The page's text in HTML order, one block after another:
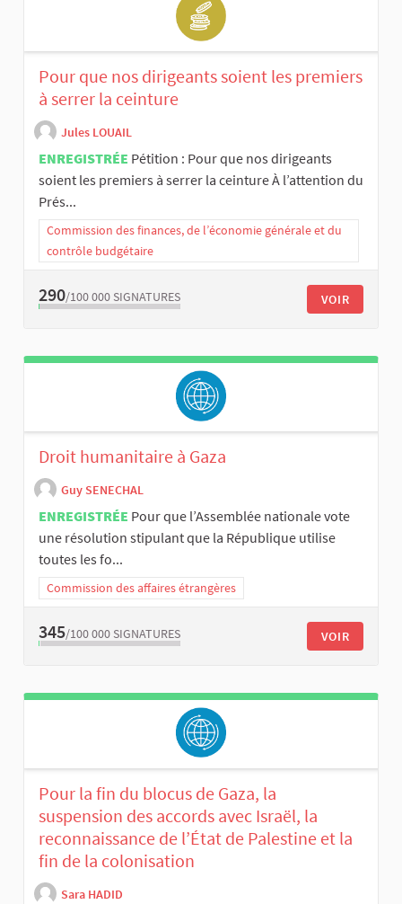
Pour que nos dirigeants soient les premiers
à serrer la ceinture
Jules LOUAIL
ENREGISTRÉE Pétition : Pour que nos dirigeants
soient les premiers à serrer la ceinture À l’attention du
Prés...
Commission des finances, de l’économie générale et du
contrôle budgétaire
290/100 000 SIGNATURES VOIR
Droit humanitaire à Gaza
Guy SENECHAL
ENREGISTRÉE Pour que l’Assemblée nationale vote
une résolution stipulant que la République utilise
toutes les fo...
Commission des affaires étrangères
345/100 000 SIGNATURES VOIR
Pour la fin du blocus de Gaza, la
suspension des accords avec Israël, la
reconnaissance de l’État de Palestine et la
fin de la colonisation
Sara HADID